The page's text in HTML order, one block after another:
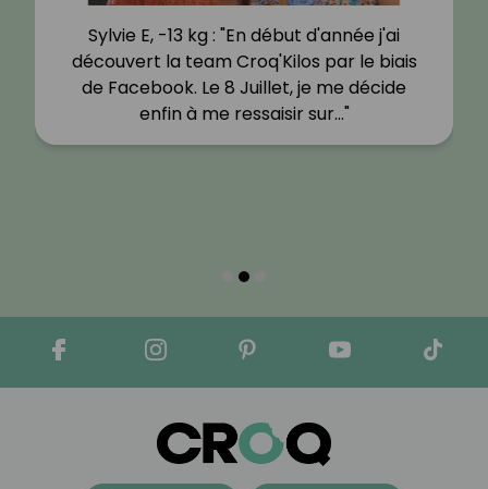
Sylvie E, -13 kg : "En début d'année j'ai
découvert la team Croq'Kilos par le biais
de Facebook. Le 8 Juillet, je me décide
enfin à me ressaisir sur…"